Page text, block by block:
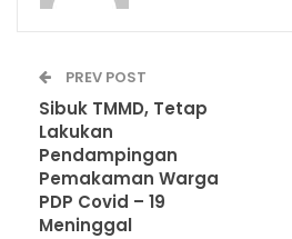
PREV POST
Sibuk TMMD, Tetap
Lakukan
Pendampingan
Pemakaman Warga
PDP Covid – 19
Meninggal